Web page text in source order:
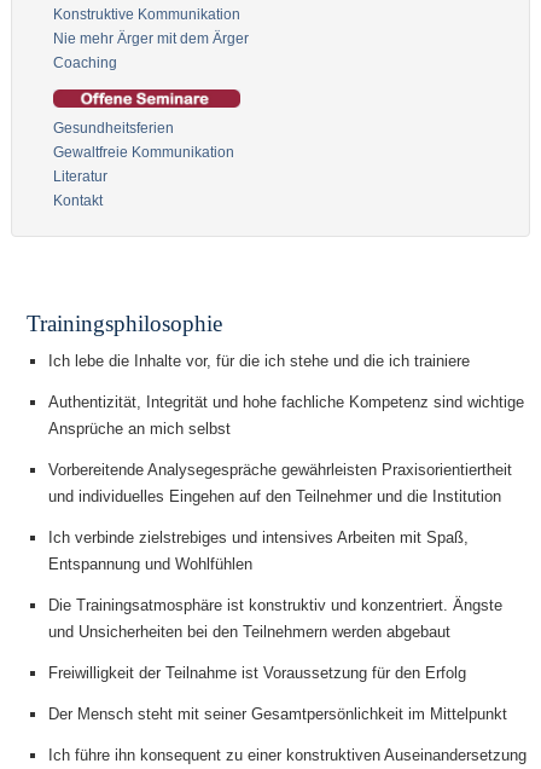
Konstruktive Kommunikation
Nie mehr Ärger mit dem Ärger
Coaching
Gesundheitsferien
Gewaltfreie Kommunikation
Literatur
Kontakt
Trainingsphilosophie
Ich lebe die Inhalte vor, für die ich stehe und die ich trainiere
Authentizität, Integrität und hohe fachliche Kompetenz sind wichtige
Ansprüche an mich selbst
Vorbereitende Analysegespräche gewährleisten Praxisorientiertheit
und individuelles Eingehen auf den Teilnehmer und die Institution
Ich verbinde zielstrebiges und intensives Arbeiten mit Spaß,
Entspannung und Wohlfühlen
Die Trainingsatmosphäre ist konstruktiv und konzentriert. Ängste
und Unsicherheiten bei den Teilnehmern werden abgebaut
Freiwilligkeit der Teilnahme ist Voraussetzung für den Erfolg
Der Mensch steht mit seiner Gesamtpersönlichkeit im Mittelpunkt
Ich führe ihn konsequent zu einer konstruktiven Auseinandersetzung